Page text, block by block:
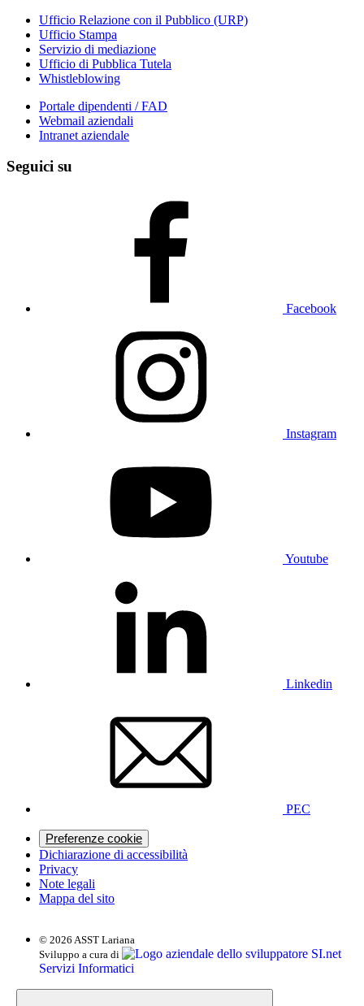
Ufficio Relazione con il Pubblico (URP)
Ufficio Stampa
Servizio di mediazione
Ufficio di Pubblica Tutela
Whistleblowing
Portale dipendenti / FAD
Webmail aziendali
Intranet aziendale
Seguici su
Facebook
Instagram
Youtube
Linkedin
PEC
Preferenze cookie
Dichiarazione di accessibilità
Privacy
Note legali
Mappa del sito
© 2026 ASST Lariana
Sviluppo a cura di
SI.net
Servizi Informatici